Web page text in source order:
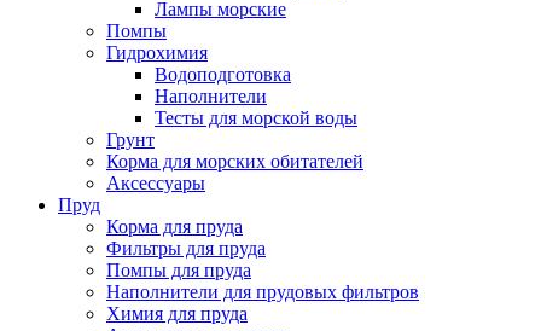
Лампы морские
Помпы
Гидрохимия
Водоподготовка
Наполнители
Тесты для морской воды
Грунт
Корма для морских обитателей
Аксессуары
Пруд
Корма для пруда
Фильтры для пруда
Помпы для пруда
Наполнители для прудовых фильтров
Химия для пруда